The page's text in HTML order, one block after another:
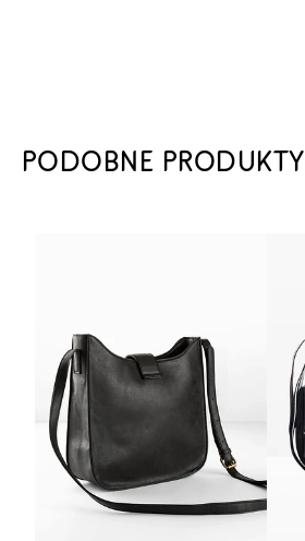
PODOBNE PRODUKTY